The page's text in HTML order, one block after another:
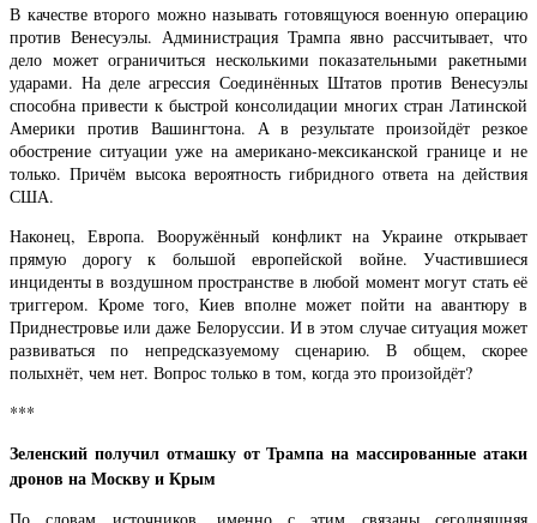
В качестве второго можно называть готовящуюся военную операцию
против Венесуэлы. Администрация Трампа явно рассчитывает, что
дело может ограничиться несколькими показательными ракетными
ударами. На деле агрессия Соединённых Штатов против Венесуэлы
способна привести к быстрой консолидации многих стран Латинской
Америки против Вашингтона. А в результате произойдёт резкое
обострение ситуации уже на американо-мексиканской границе и не
только. Причём высока вероятность гибридного ответа на действия
США.
Наконец, Европа. Вооружённый конфликт на Украине открывает
прямую дорогу к большой европейской войне. Участившиеся
инциденты в воздушном пространстве в любой момент могут стать её
триггером. Кроме того, Киев вполне может пойти на авантюру в
Приднестровье или даже Белоруссии. И в этом случае ситуация может
развиваться по непредсказуемому сценарию. В общем, скорее
полыхнёт, чем нет. Вопрос только в том, когда это произойдёт?
***
Зеленский получил отмашку от Трампа на массированные атаки
дронов на Москву и Крым